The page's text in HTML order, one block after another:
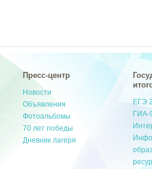
Пресс-центр
Новости
Объявления
Фотоальбомы
70 лет победы
Дневник лагеря
ЕГЭ
ГИА-